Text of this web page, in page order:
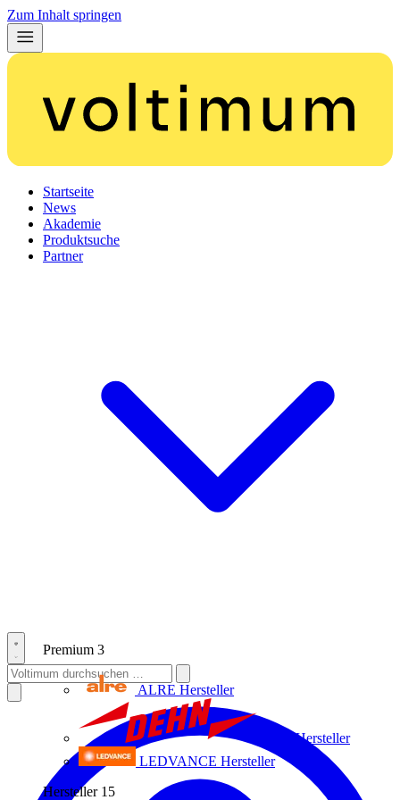
Zum Inhalt springen
Startseite
News
Akademie
Produktsuche
Partner
Premium 3
ALRE Hersteller
Hersteller
LEDVANCE Hersteller
Hersteller 15